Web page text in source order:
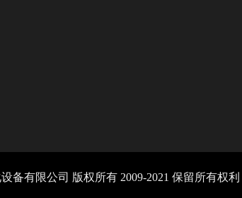
备有限公司 版权所有 2009-2021 保留所有权利